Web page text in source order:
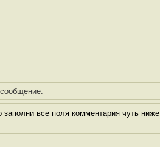
все поля комментария чуть ниже